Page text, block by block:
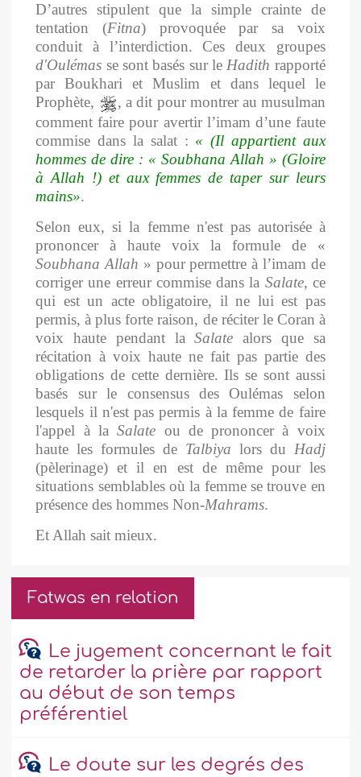
D’autres stipulent que la simple crainte de
tentation
(Fitna) provoquée par sa voix
conduit à l’interdiction.
Ces deux groupes
d'Oulémas se sont basés sur le Hadith rapporté
par Boukhari et Muslim et dans lequel le
Prophète,
, a dit pour montrer au musulman
comment faire pour avertir l’imam d’une faute
commise dans la salat : « (Il appartient aux
hommes dedire : « Soubhana Allah » (Gloire
à Allah !) et aux femmes de taper sur leurs
mains».
Selon eux, si la femme n'est pas autorisée à
prononcer à haute voix la formule de «
Soubhana Allah » pour permettre à l’imam de
corriger une erreur commise dans la Salate, ce
qui est un acte obligatoire, il ne lui est pas
permis, à plus forte raison, de réciter le Coran à
voix haute pendant laSalate alors que sa
récitation à voix haute ne fait pas partie des
obligations de cette dernière. Ils se sont aussi
basés sur le consensus des Oulémas selon
lesquels il n'est pas permis à la femme de faire
l'appel à laSalate ou de prononcer à voix
haute les formules de Talbiya lors du Hadj
(pèlerinage) et il en est de même pour les
situations semblables où la femme se trouve en
présence des hommes Non-Mahrams.
Et Allah sait mieux.
Fatwas en relation
Le jugement concernant le fait
de retarder la prière par rapport
au début de son temps
préférentiel
Le doute sur les degrés des